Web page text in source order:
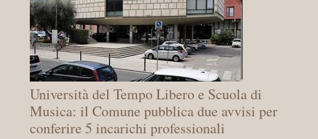
Università del Tempo Libero e Scuola di
Musica: il Comune pubblica due avvisi per
conferire 5 incarichi professionali